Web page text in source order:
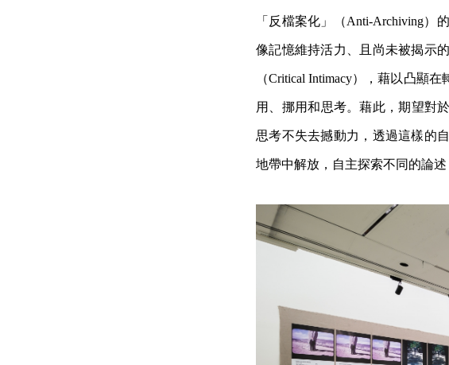
「反檔案化」（Anti-Archiving）
像記憶維持活力、且尚未被揭示的
（Critical Intimacy），藉以凸顯
用、挪用和思考。藉此，期望對
思考不失去撼動力，透過這樣的
地帶中解放， 自主探索不同的論